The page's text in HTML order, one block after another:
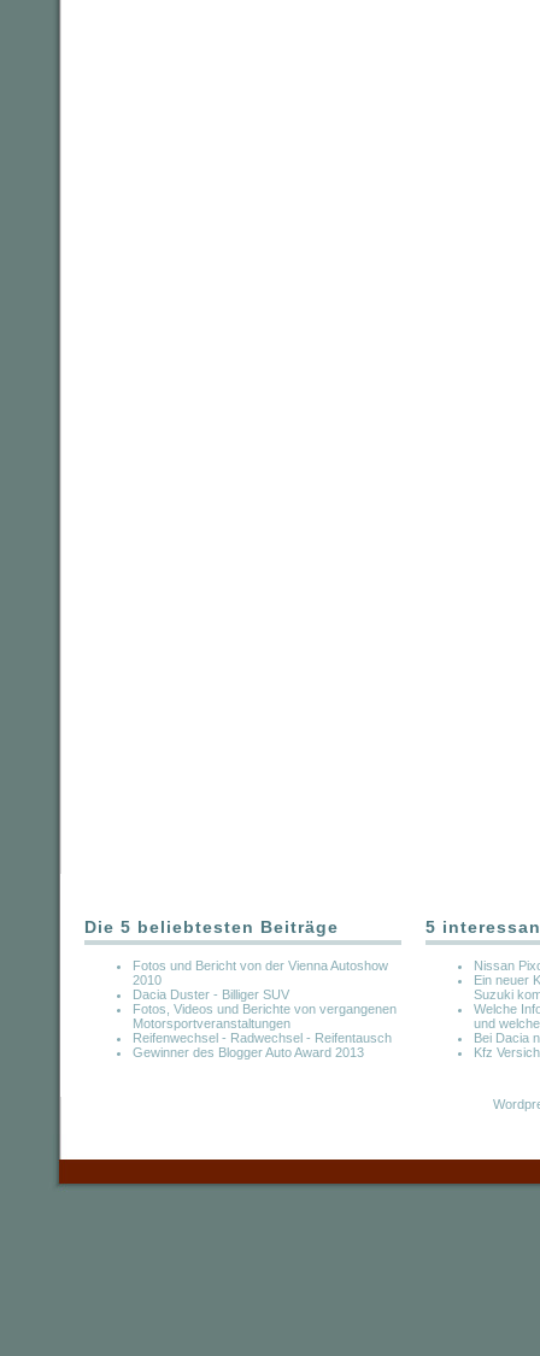
Die 5 beliebtesten Beiträge
Fotos und Bericht von der Vienna Autoshow
2010
Dacia Duster - Billiger SUV
Fotos, Videos und Berichte von vergangenen
Motorsportveranstaltungen
Reifenwechsel - Radwechsel - Reifentausch
Gewinner des Blogger Auto Award 2013
5
Nissan
Ein neuer
Suzuki
Welche
und
Bei Dacia
Kfz